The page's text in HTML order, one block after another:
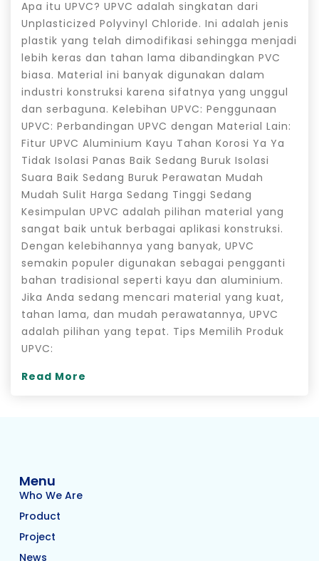
Apa itu UPVC? UPVC adalah singkatan dari
Unplasticized Polyvinyl Chloride. Ini adalah jenis
plastik yang telah dimodifikasi sehingga menjadi
lebih keras dan tahan lama dibandingkan PVC
biasa. Material ini banyak digunakan dalam
industri konstruksi karena sifatnya yang unggul
dan serbaguna. Kelebihan UPVC: Penggunaan
UPVC: Perbandingan UPVC dengan Material Lain:
Fitur UPVC Aluminium Kayu Tahan Korosi Ya Ya
Tidak Isolasi Panas Baik Sedang Buruk Isolasi
Suara Baik Sedang Buruk Perawatan Mudah
Mudah Sulit Harga Sedang Tinggi Sedang
Kesimpulan UPVC adalah pilihan material yang
sangat baik untuk berbagai aplikasi konstruksi.
Dengan kelebihannya yang banyak, UPVC
semakin populer digunakan sebagai pengganti
bahan tradisional seperti kayu dan aluminium.
Jika Anda sedang mencari material yang kuat,
tahan lama, dan mudah perawatannya, UPVC
adalah pilihan yang tepat. Tips Memilih Produk
UPVC:
Read More
Menu
Who We Are
Product
Project
News